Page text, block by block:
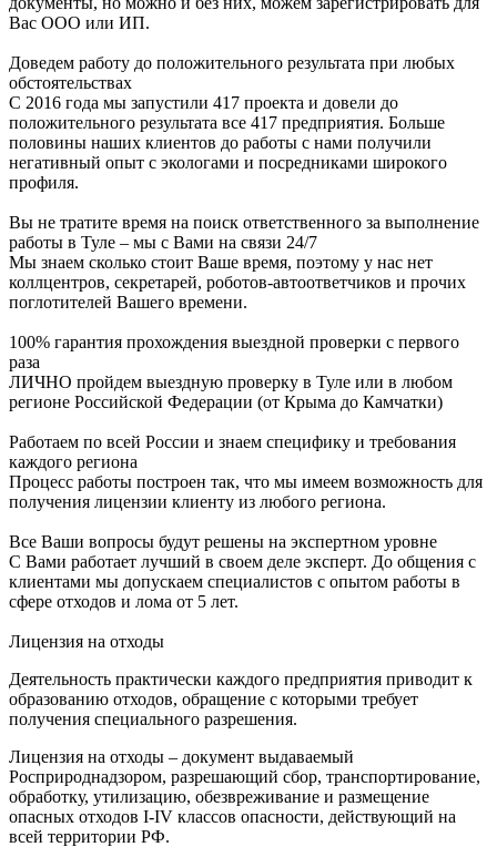
Вас ООО или ИП.
Доведем работу до положительного результата при любых
обстоятельствах
С 2016 года мы запустили 417 проекта и довели до
положительного результата все 417 предприятия. Больше
половины наших клиентов до работы с нами получили
негативный опыт с экологами и посредниками широкого
профиля.
Вы не тратите время на поиск ответственного за выполнение
работы в Туле – мы с Вами на связи 24/7
Мы знаем сколько стоит Ваше время, поэтому у нас нет
коллцентров, секретарей, роботов-автоответчиков и прочих
поглотителей Вашего времени.
100% гарантия прохождения выездной проверки с первого
раза
ЛИЧНО пройдем выездную проверку в Туле или в любом
регионе Российской Федерации (от Крыма до Камчатки)
Работаем по всей России и знаем специфику и требования
каждого региона
Процесс работы построен так, что мы имеем возможность для
получения лицензии клиенту из любого региона.
Все Ваши вопросы будут решены на экспертном уровне
С Вами работает лучший в своем деле эксперт. До общения с
клиентами мы допускаем специалистов с опытом работы в
сфере отходов и лома от 5 лет.
Лицензия на отходы
Деятельность практически каждого предприятия приводит к
образованию отходов, обращение с которыми требует
получения специального разрешения.
Лицензия на отходы – документ выдаваемый
Росприроднадзором, разрешающий сбор, транспортирование,
обработку, утилизацию, обезвреживание и размещение
опасных отходов I-IV классов опасности, действующий на
всей территории РФ.